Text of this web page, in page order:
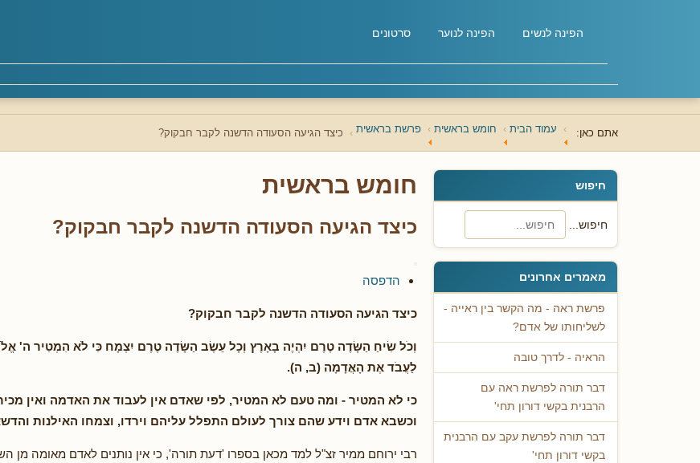
הפינה לנשים הפינה לנוער סרטונים
אתם כאן: עמוד הבית חומש בראשית פרשת בראשית כיצד הגיעה הסעודה הדשנה לקבר חבקוק?
חיפוש
חיפוש...
מאמרים אחרונים
פרשת ראה - מה הקשר בין ראייה -
לשליחותו של אדם?
הראיה - לדרך טובה
דבר תורה לפרשת ראה עם
הרבנית בקשי דורון תחי'
דבר תורה לפרשת עקב עם הרבנית
בקשי דורון תחי'
חומש בראשית
כיצד הגיעה הסעודה הדשנה לקבר חבקוק?
הדפסה
כיצד הגיעה הסעודה הדשנה לקבר חבקוק?
וְכֹל שִׂיחַ הַשָּׂדֶה טֶרֶם יִהְיֶה בָאָרֶץ וְכָל עֵשֶׂב הַשָּׂדֶה טֶרֶם יִצְמָח כִּי לֹא הִמְטִיר ה'
לַעֲבֹד אֶת הָאֲדָמָה (ב, ה).
כי לא המטיר - ומה טעם לא המטיר, לפי שאדם אין לעבוד את האדמה ואין
וכשבא אדם וידע שהם צורך לעולם התפלל עליהם וירדו, וצמחו האילנות
רבי ירוחם ממיר זצ"ל למד מכאן בספרו 'דעת תורה', כי אין נותנים לאדם מאומה מן